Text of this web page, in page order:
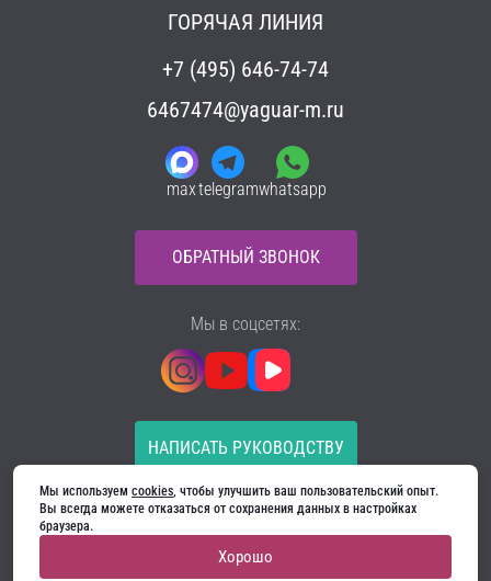
ГОРЯЧАЯ ЛИНИЯ
+7 (495) 646-74-74
6467474@yaguar-m.ru
maxtelegramwhatsapp
ОБРАТНЫЙ ЗВОНОК
НАПИСАТЬ РУКОВОДСТВУ
Все материалы на сайте принадлежат компании
ООО «Ягуар-М» — входные и межкомнатные двери
Политика конфиденциальности
Мы в соцсетях:
Мы используем cookies, чтобы улучшить ваш пользовательский опыт.
Вы всегда можете отказаться от сохранения данных в настройках
браузера.
Хорошо